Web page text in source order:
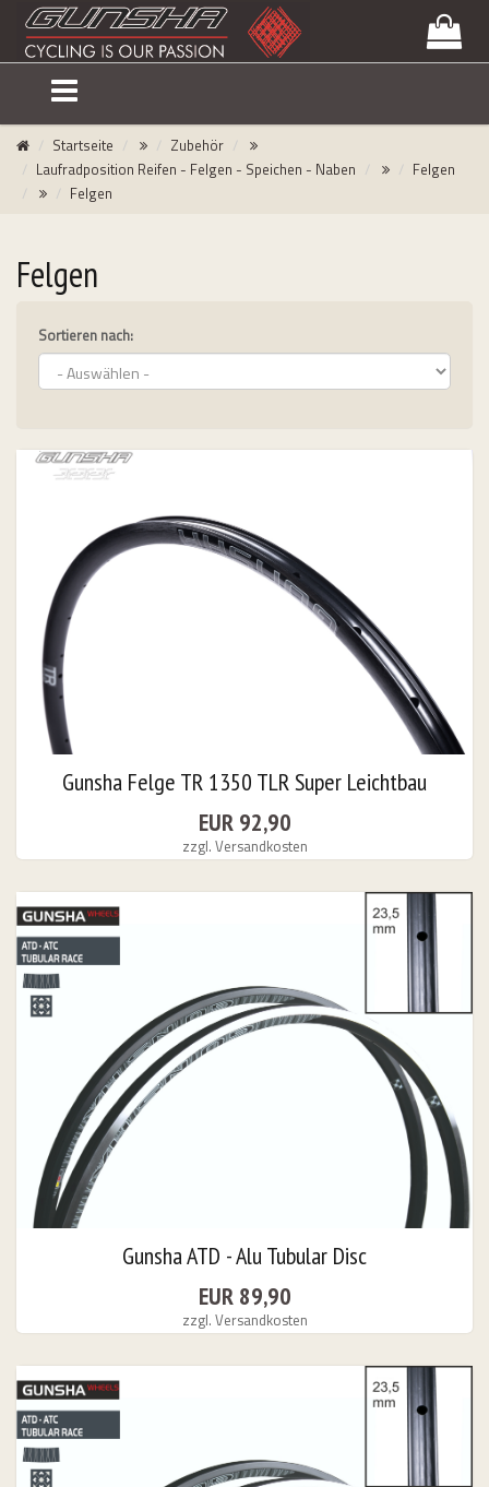
& Other Dates
Startseite
Zubehör
Laufradposition Reifen - Felgen - Speichen - Naben
Felgen
Felgen
Felgen
Sortieren nach:
Gunsha Felge TR 1350 TLR Super Leichtbau
EUR 92,90
zzgl. Versandkosten
Gunsha ATD - Alu Tubular Disc
EUR 89,90
zzgl. Versandkosten